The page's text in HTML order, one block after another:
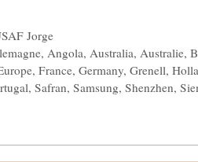
Jorge
, Angola, Australia, Australie,
, France, Germany, Grenell,
, Safran, Samsung, Shenzhen,